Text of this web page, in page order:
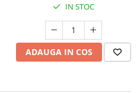
IN STOC
ADAUGA IN COS